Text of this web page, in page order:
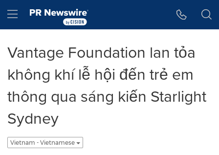
Hamburger menu
Vantage Foundation lan tỏa
không khí lễ hội đến trẻ em
thông qua sáng kiến Starlight
Sydney
Vietnam - Vietnamese